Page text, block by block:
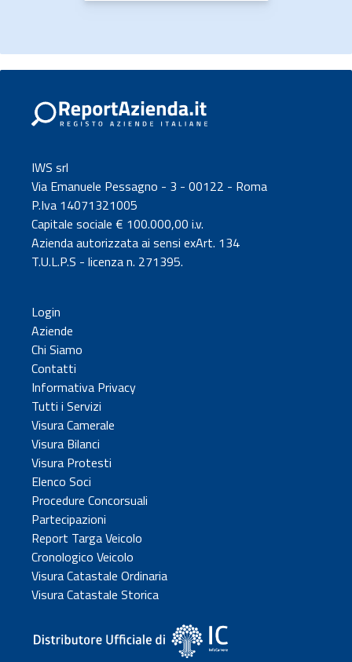
IWS srl
Via Emanuele Pessagno - 3 - 00122 - Roma
P.Iva 14071321005
Capitale sociale € 100.000,00 i.v.
Azienda autorizzata ai sensi exArt. 134
T.U.L.P.S - licenza n. 271395.
Login
Aziende
Chi Siamo
Contatti
Informativa Privacy
Tutti i Servizi
Visura Camerale
Visura Bilanci
Visura Protesti
Elenco Soci
Procedure Concorsuali
Partecipazioni
Report Targa Veicolo
Cronologico Veicolo
Visura Catastale Ordinaria
Visura Catastale Storica